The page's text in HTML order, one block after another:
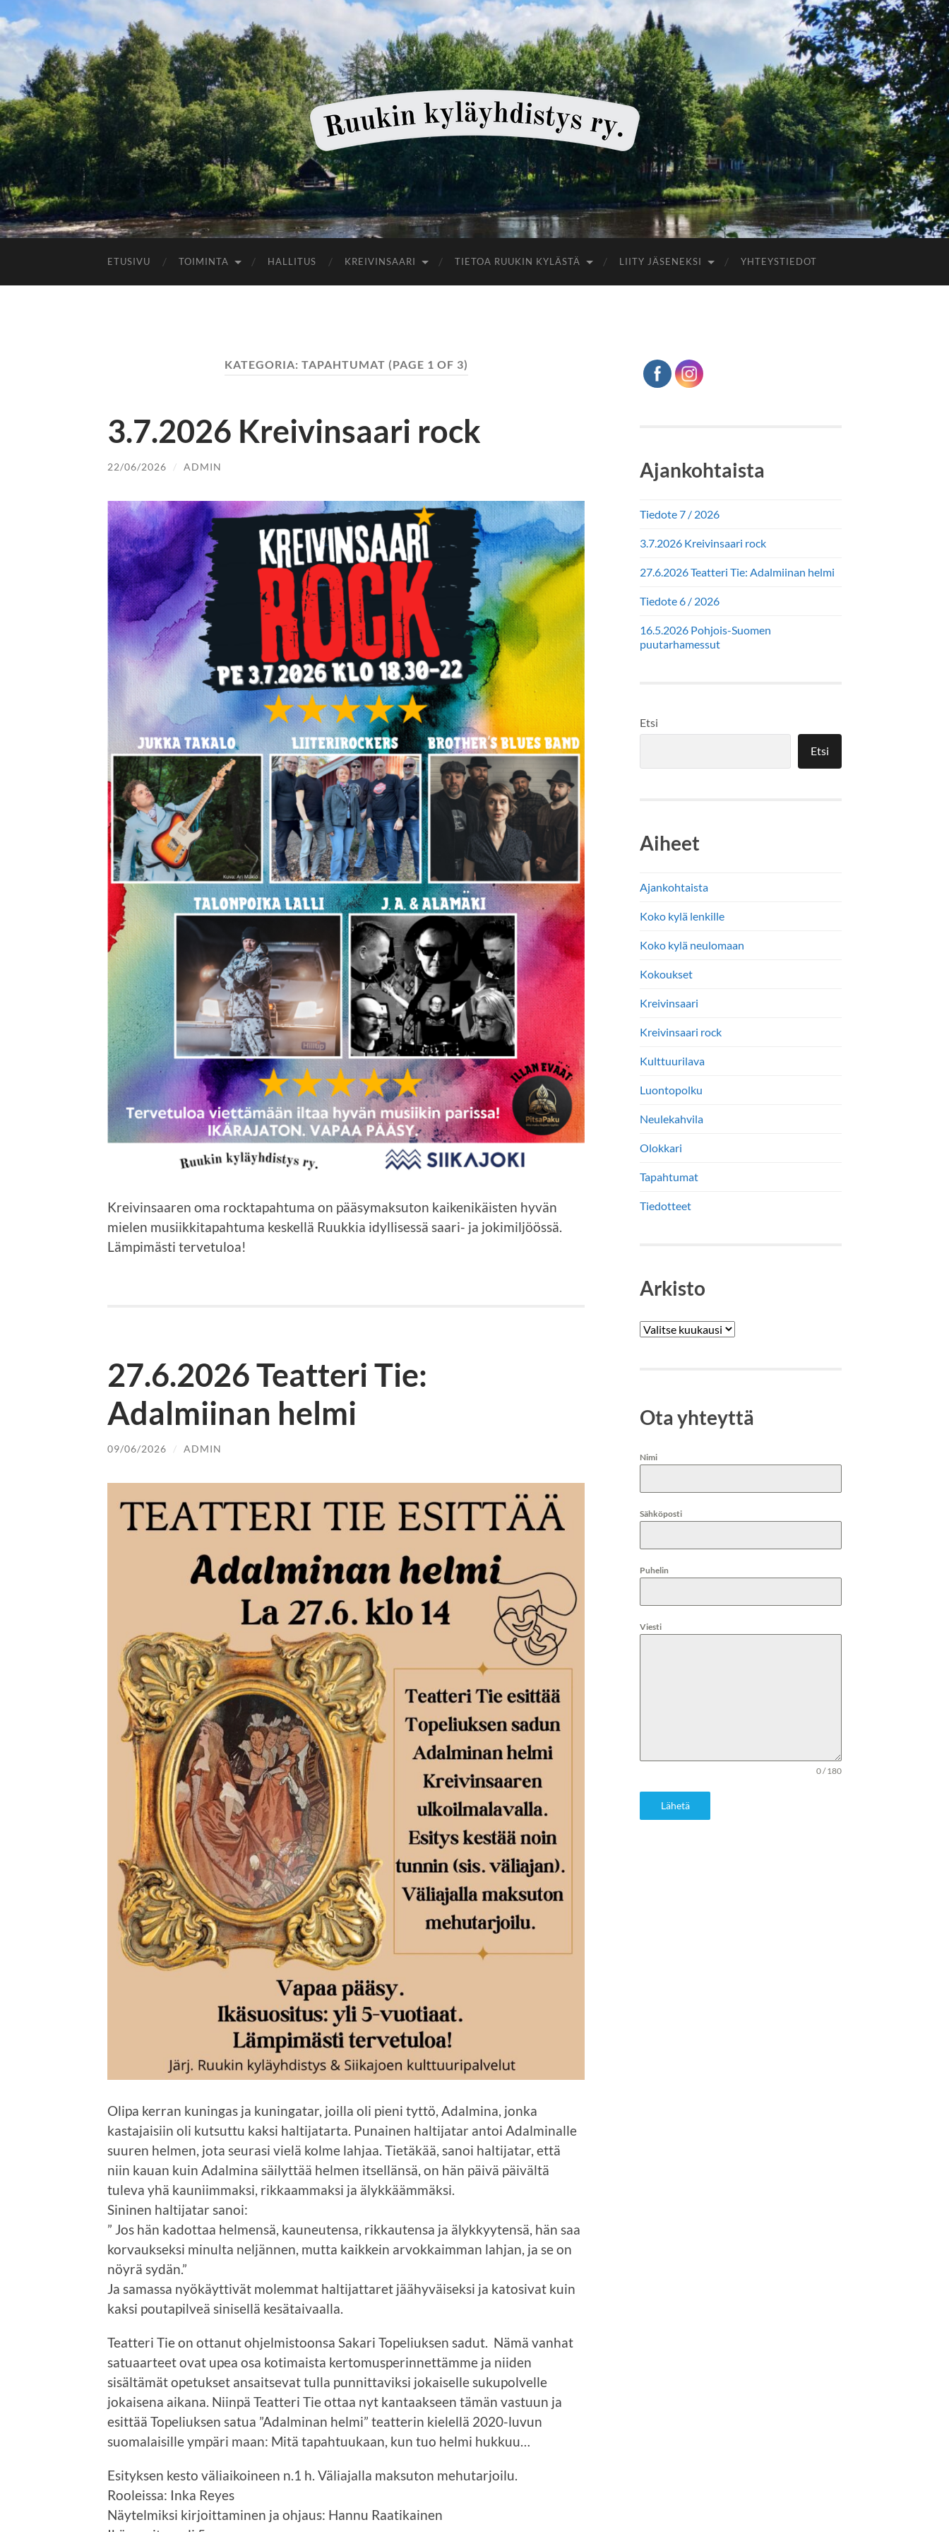
Ruukin
kyläyhdistys
ETUSIVU TOIMINTA HALLITUS KREIVINSAARI TIETOA RUUKIN KYLÄSTÄ LIITY JÄSENEKSI YHTEYSTIEDOT
KATEGORIA: TAPAHTUMAT (PAGE 1 OF 3)
3.7.2026 Kreivinsaari rock
22/06/2026 / ADMIN
Kreivinsaaren oma rocktapahtuma on pääsymaksuton kaikenikäisten hyvän
mielen musiikkitapahtuma keskellä Ruukkia idyllisessä saari- ja jokimiljöössä.
Lämpimästi tervetuloa!
27.6.2026 Teatteri Tie:
Adalmiinan helmi
09/06/2026 / ADMIN
Olipa kerran kuningas ja kuningatar, joilla oli pieni tyttö, Adalmina, jonka
kastajaisiin oli kutsuttu kaksi haltijatarta. Punainen haltijatar antoi Adalminalle
suuren helmen, jota seurasi vielä kolme lahjaa. Tietäkää, sanoi haltijatar, että
niin kauan kuin Adalmina säilyttää helmen itsellänsä, on hän päivä päivältä
tuleva yhä kauniimmaksi, rikkaammaksi ja älykkäämmäksi.
Sininen haltijatar sanoi:
” Jos hän kadottaa helmensä, kauneutensa, rikkautensa ja älykkyytensä, hän saa
korvaukseksi minulta neljännen, mutta kaikkein arvokkaimman lahjan, ja se on
nöyrä sydän.”
Ja samassa nyökäyttivät molemmat haltijattaret jäähyväiseksi ja katosivat kuin
kaksi poutapilveä sinisellä kesätaivaalla.
Teatteri Tie on ottanut ohjelmistoonsa Sakari Topeliuksen sadut. Nämä vanhat
satuaarteet ovat upea osa kotimaista kertomusperinnettämme ja niiden
sisältämät opetukset ansaitsevat tulla punnittaviksi jokaiselle sukupolvelle
jokaisena aikana. Niinpä Teatteri Tie ottaa nyt kantaakseen tämän vastuun ja
esittää Topeliuksen satua ”Adalminan helmi” teatterin kielellä 2020-luvun
suomalaisille ympäri maan: Mitä tapahtuukaan, kun tuo helmi hukkuu…
Esityksen kesto väliaikoineen n.1 h. Väliajalla maksuton mehutarjoilu.
Rooleissa: Inka Reyes
Näytelmiksi kirjoittaminen ja ohjaus: Hannu Raatikainen
Ajankohtaista
Tiedote 7 / 2026
3.7.2026 Kreivinsaari rock
27.6.2026 Teatteri Tie: Adalmiinan helmi
Tiedote 6 / 2026
16.5.2026 Pohjois-Suomen
puutarhamessut
Etsi
Etsi
Aiheet
Ajankohtaista
Koko kylä lenkille
Koko kylä neulomaan
Kokoukset
Kreivinsaari
Kreivinsaari rock
Kulttuurilava
Luontopolku
Neulekahvila
Olokkari
Tapahtumat
Tiedotteet
Arkisto
Arkistot
Ota yhteyttä
Nimi
Sähköposti
Puhelin
Viesti
0 / 180
Lähetä